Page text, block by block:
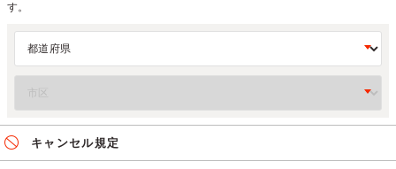
す。
キャンセル規定